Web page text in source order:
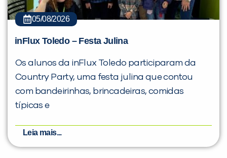
05/08/2026
inFlux Toledo – Festa Julina
Os alunos da inFlux Toledo participaram da
Country Party, uma festa julina que contou
com bandeirinhas, brincadeiras, comidas
típicas e
Leia mais...